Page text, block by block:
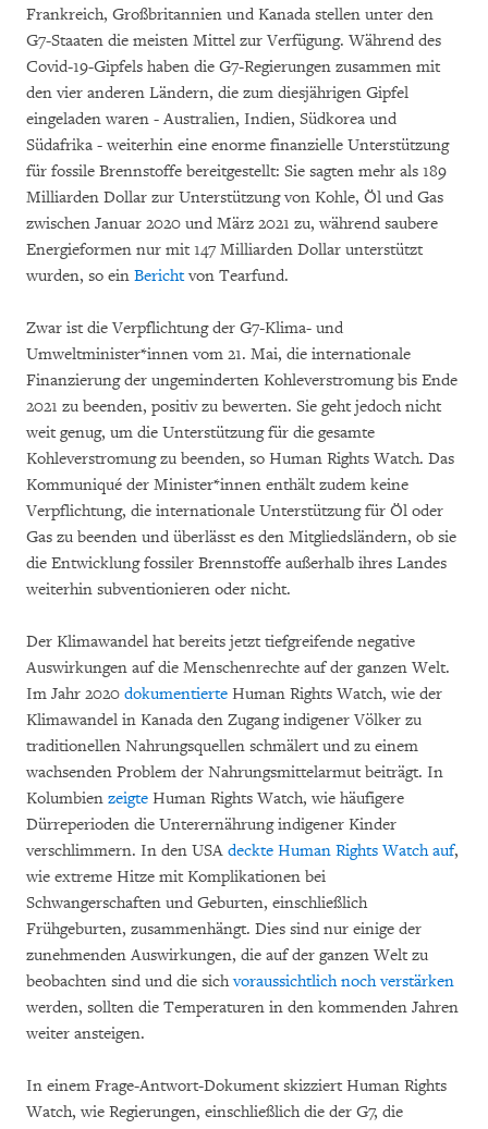
Frankreich, Großbritannien und Kanada stellen unter den
G7-Staaten die meisten Mittel zur Verfügung. Während des
Covid-19-Gipfels haben die G7-Regierungen zusammen mit
den vier anderen Ländern, die zum diesjährigen Gipfel
eingeladen waren - Australien, Indien, Südkorea und
Südafrika - weiterhin eine enorme finanzielle Unterstützung
für fossile Brennstoffe bereitgestellt: Sie sagten mehr als 189
Milliarden Dollar zur Unterstützung von Kohle, Öl und Gas
zwischen Januar 2020 und März 2021 zu, während saubere
Energieformen nur mit 147 Milliarden Dollar unterstützt
wurden, so ein Berichtvon Tearfund.
Zwar ist die Verpflichtung der G7-Klima- und
Umweltminister*innen vom 21. Mai, die internationale
Finanzierung der ungeminderten Kohleverstromung bis Ende
2021 zu beenden, positiv zu bewerten. Sie geht jedoch nicht
weit genug, um die Unterstützung für die gesamte
Kohleverstromung zu beenden, so Human Rights Watch. Das
Kommuniqué der Minister*innen enthält zudem keine
Verpflichtung, die internationale Unterstützung für Öl oder
Gas zu beenden und überlässt es den Mitgliedsländern, ob sie
die Entwicklung fossiler Brennstoffe außerhalb ihres Landes
weiterhin subventionieren oder nicht.
Der Klimawandel hat bereits jetzt tiefgreifende negative
Auswirkungen auf die Menschenrechte auf der ganzen Welt.
Im Jahr 2020 dokumentierte Human Rights Watch, wie der
Klimawandel in Kanada den Zugang indigener Völker zu
traditionellen Nahrungsquellen schmälert und zu einem
wachsenden Problem der Nahrungsmittelarmut beiträgt. In
Kolumbien zeigte Human Rights Watch, wie häufigere
Dürreperioden die Unterernährung indigener Kinder
verschlimmern. In den USA deckte Human Rights Watch auf,
wie extreme Hitze mit Komplikationen bei
Schwangerschaften und Geburten, einschließlich
Frühgeburten, zusammenhängt. Dies sind nur einige der
zunehmenden Auswirkungen, die auf der ganzen Welt zu
beobachten sind und die sichvoraussichtlich noch verstärken
werden, sollten die Temperaturen in den kommenden Jahren
weiter ansteigen.
In einem Frage-Antwort-Dokument skizziert Human Rights
Watch, wie Regierungen, einschließlich die der G7, die